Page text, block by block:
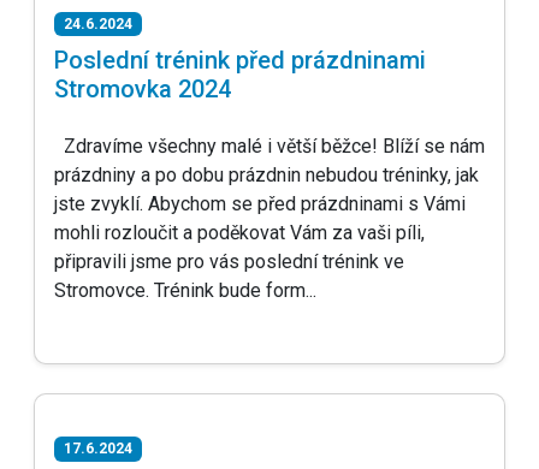
24.6.2024
Poslední trénink před prázdninami
Stromovka 2024
Zdravíme všechny malé i větší běžce! Blíží se nám
prázdniny a po dobu prázdnin nebudou tréninky, jak
jste zvyklí. Abychom se před prázdninami s Vámi
mohli rozloučit a poděkovat Vám za vaši píli,
připravili jsme pro vás poslední trénink ve
Stromovce. Trénink bude form...
17.6.2024